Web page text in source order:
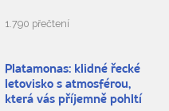
1.790 přečtení
Platamonas: klidné řecké
letovisko s atmosférou,
která vás příjemně pohltí